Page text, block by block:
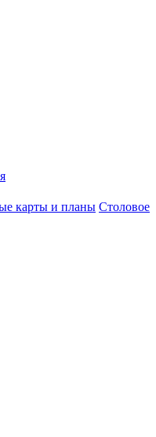
карты и планы Столовое